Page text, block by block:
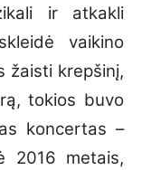
ir atkakli
vaikino
žaisti krepšinį,
tokios buvo
koncertas –
2016 metais,